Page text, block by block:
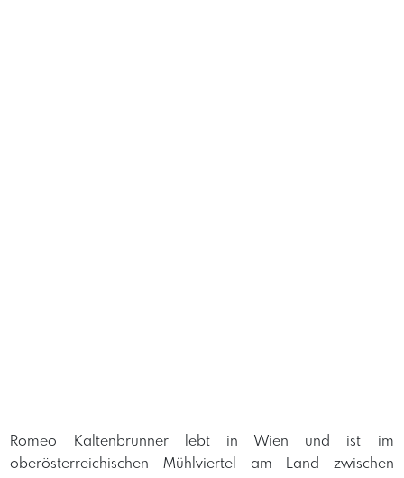
Romeo Kaltenbrunner lebt in Wien und ist im
oberösterreichischen Mühlviertel am Land zwischen